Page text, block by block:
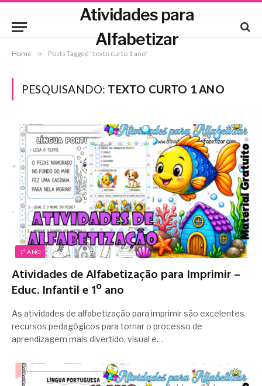
Atividades para
Alfabetizar
Home » Posts Tagged "texto curto 1 ano"
PESQUISANDO: TEXTO CURTO 1 ANO
1º ANO
Atividades de Alfabetização para Imprimir –
Educ. Infantil e 1º ano
As atividades de alfabetização para imprimir são excelentes
recursos pedagógicos para tornar o processo de
aprendizagem mais divertido, visual e…